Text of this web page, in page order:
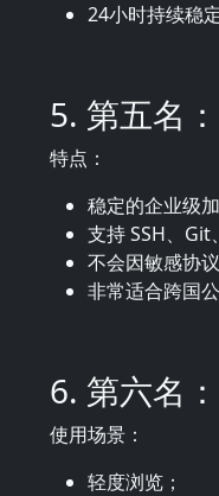
24小时持续稳定
5. 第五名
特点：
稳定的企业级
支持 SSH、Git
不会因敏感协
非常适合跨国公
6. 第六名
使用场景：
轻度浏览；